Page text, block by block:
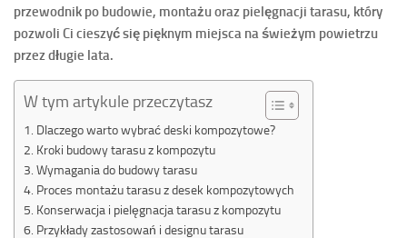
przewodnik po budowie, montażu oraz pielęgnacji tarasu, który
pozwoli Ci cieszyć się pięknym miejsca na świeżym powietrzu
przez długie lata.
W tym artykule przeczytasz
Dlaczego warto wybrać deski kompozytowe?
Kroki budowy tarasu z kompozytu
Wymagania do budowy tarasu
Proces montażu tarasu z desek kompozytowych
Konserwacja i pielęgnacja tarasu z kompozytu
Przykłady zastosowań i designu tarasu